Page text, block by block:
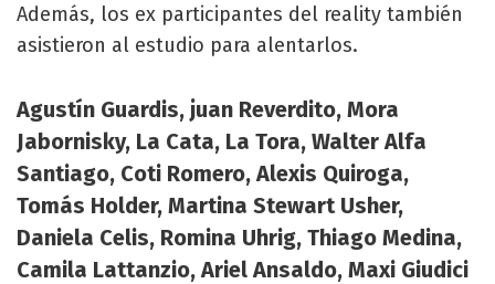
Además, los ex participantes del reality también
asistieron al estudio para alentarlos.
Agustín Guardis, juan Reverdito, Mora
Jabornisky, La Cata, La Tora, Walter Alfa
Santiago, Coti Romero, Alexis Quiroga,
Tomás Holder, Martina Stewart Usher,
Daniela Celis, Romina Uhrig, Thiago Medina,
Camila Lattanzio, Ariel Ansaldo, Maxi Giudici